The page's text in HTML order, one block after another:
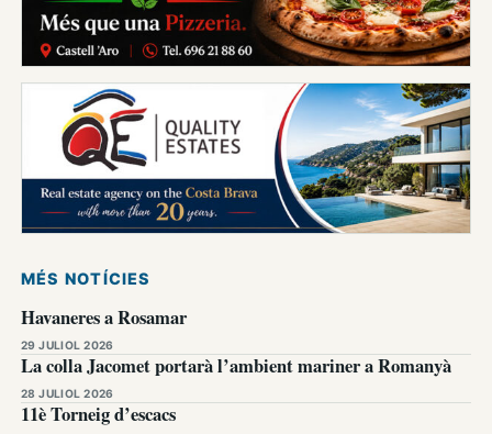
MÉS NOTÍCIES
Havaneres a Rosamar
29 JULIOL 2026
La colla Jacomet portarà l’ambient mariner a Romanyà
28 JULIOL 2026
11è Torneig d’escacs